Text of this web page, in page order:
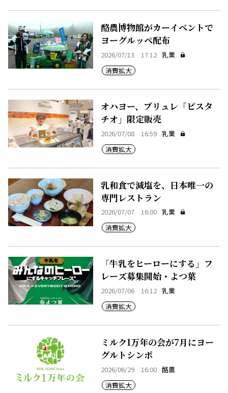
酪農博物館がカーイベントで
ヨーグルッペ配布
2026/07/13 17:12 乳業
消費拡大
オハヨー、ブリュレ「ピスタ
チオ」限定販売
2026/07/08 16:59 乳業
消費拡大
乳和食で減塩を、日本唯一の
専門レストラン
2026/07/07 16:00 乳業
消費拡大
「牛乳をヒーローにする」フ
レーズ募集開始・よつ葉
2026/07/06 16:12 乳業
消費拡大
ミルク1万年の会が7月にヨー
グルトシンポ
2026/06/29 16:00 酪農
消費拡大